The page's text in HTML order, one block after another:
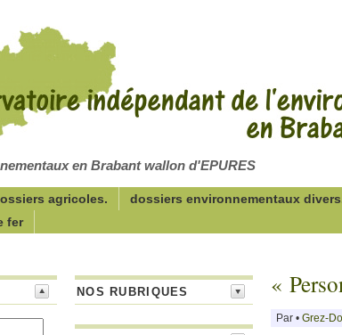
en Brabant wallon d'EPURES
agricoles. dossiers environnementaux
fer
NOS RUBRIQUES «
Par • Grez-